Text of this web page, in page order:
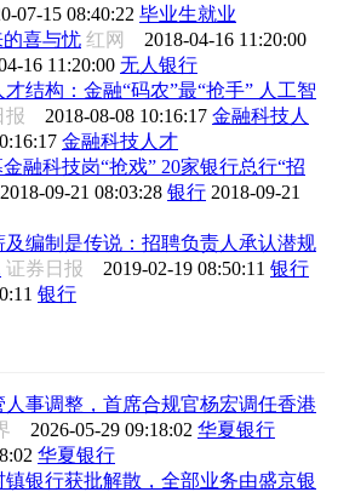
07-15 08:40:22 毕业生就业
的喜与忧 红网 2018-04-16 11:20:00
16 11:20:00 无人银行
结构：金融“码农”最“抢手” 人工智
报 2018-08-08 10:16:17 金融科技人
金融科技人才
金融科技岗“抢戏” 20家银行总行“招
2018-09-21 08:03:28 银行 2018-09-21
编制是传说：招聘负责人承认潜规
证券日报 2019-02-19 08:50:11 银行
银行
事调整，首席合规官杨宏调任香港
2026-05-29 09:18:02 华夏银行
华夏银行
银行获批解散，全部业务由盛京银